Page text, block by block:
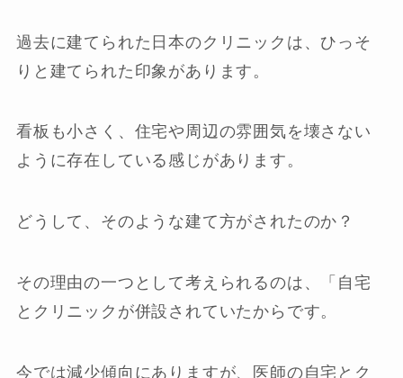
過去に建てられた日本のクリニックは、ひっそ
りと建てられた印象があります。
看板も小さく、住宅や周辺の雰囲気を壊さない
ように存在している感じがあります。
どうして、そのような建て方がされたのか？
その理由の一つとして考えられるのは、「自宅
とクリニックが併設されていたからです。
今では減少傾向にありますが、医師の自宅とク